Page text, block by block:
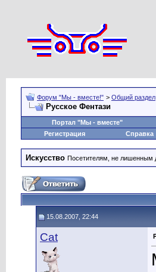
Форум "Мы - вместе!" > Общий раздел
Русское Фентази
Портал "Мы - вместе"
Регистрация
Справка
Искусство Посетителям, не лишенным
15.08.2007, 22:44
Cat